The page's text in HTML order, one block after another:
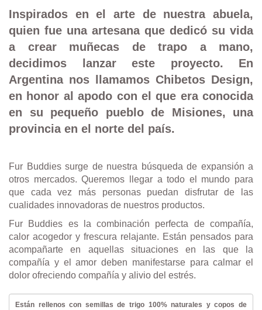
Inspirados en el arte de nuestra abuela,
quien fue una artesana que dedicó su vida
a crear muñecas de trapo a mano,
decidimos lanzar este proyecto. En
Argentina nos llamamos Chibetos Design,
en honor al apodo con el que era conocida
en su pequeño pueblo de Misiones, una
provincia en el norte del país.
Fur Buddies surge de nuestra búsqueda de expansión a
otros mercados. Queremos llegar a todo el mundo para
que cada vez más personas puedan disfrutar de las
cualidades innovadoras de nuestros productos.
Fur Buddies es la combinación perfecta de compañía,
calor acogedor y frescura relajante. Están pensados para
acompañarte en aquellas situaciones en las que la
compañía y el amor deben manifestarse para calmar el
dolor ofreciendo compañía y alivio del estrés.
Están rellenos con semillas de trigo 100% naturales y copos de